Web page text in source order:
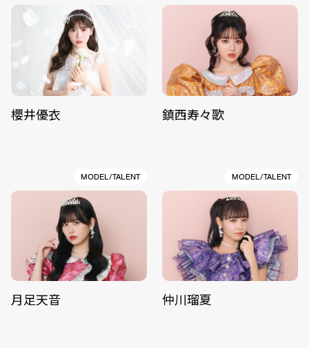
櫻井優衣 鎮西寿々歌
MODEL/TALENT
月足天音
MODEL/TALENT
仲川瑠夏